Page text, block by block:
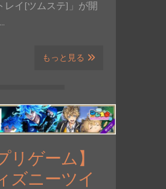
レイ[ツムステ]」が開
もっと見る
リゲーム】
ズニーツイ